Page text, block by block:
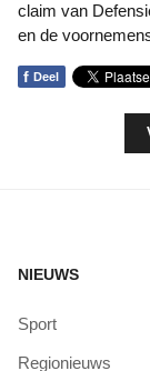
claim van
en de
f Deel
NIEUWS
Sport
Regionieuws